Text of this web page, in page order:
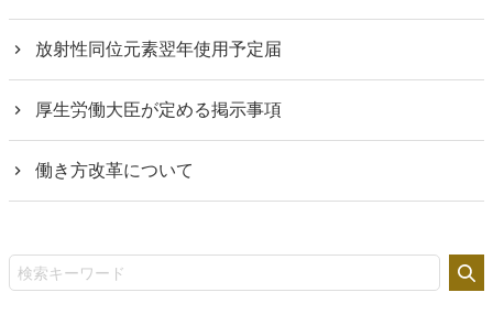
放射性同位元素翌年使用予定届
厚生労働大臣が定める掲示事項
働き方改革について